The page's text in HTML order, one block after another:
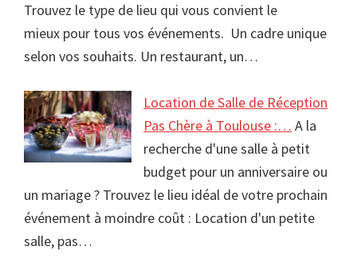
Trouvez le type de lieu qui vous convient le
mieux pour tous vos événements. Un cadre unique
selon vos souhaits. Un restaurant, un…
Location de Salle de Réception
Pas Chère à Toulouse :… A la
recherche d'une salle à petit
budget pour un anniversaire ou
un mariage ? Trouvez le lieu idéal de votre prochain
événement à moindre coût : Location d'un petite
salle, pas…